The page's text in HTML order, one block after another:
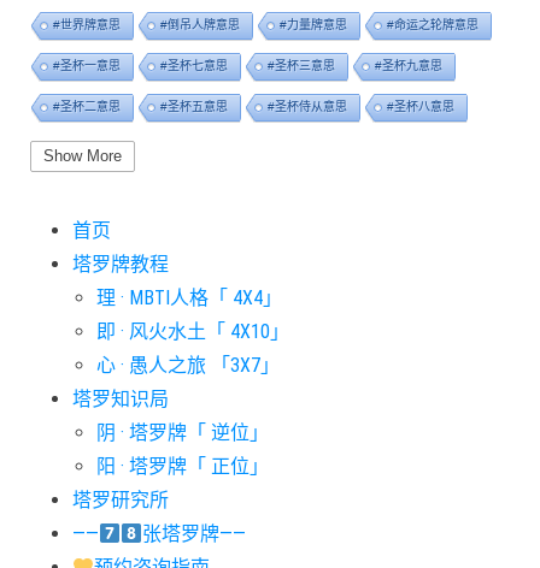
#世界牌意思 #倒吊人牌意思 #力量牌意思 #命运之轮牌意思
#圣杯一意思 #圣杯七意思 #圣杯三意思 #圣杯九意思
#圣杯二意思 #圣杯五意思 #圣杯侍从意思 #圣杯八意思
#圣杯六意思
#宝剑七意思
#宝剑五意思 #宝剑侍从意思
#宝剑十意思 #宝剑四意思 #宝剑国王意思
#审判牌意思
#愚人牌意思 #战车牌意思
#星币七意思 #星币三意思
#星币五意思 #星币侍从意思
#星币骑士意思 #星星牌意思
Show More
首页
塔罗牌教程
理 · MBTI人格「 4X4」
即 · 风火水土「 4X10」
心 · 愚人之旅 「3X7」
塔罗知识局
阴 · 塔罗牌「 逆位」
阳 · 塔罗牌「 正位」
塔罗研究所
——
张塔罗牌——